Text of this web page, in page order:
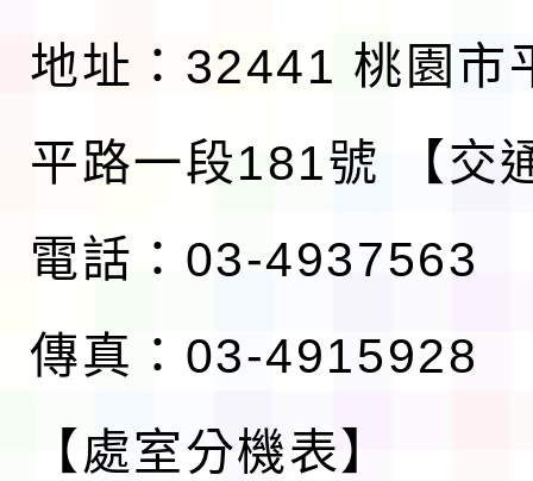
地址：32441 桃園市
平路一段181號
【交
電話：03-4937563
傳真：03-4915928
【處室分機表】